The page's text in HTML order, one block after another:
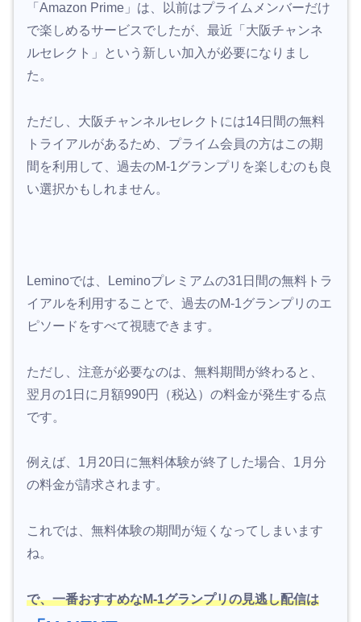
「Amazon Prime」は、以前はプライムメンバーだけ
で楽しめるサービスでしたが、最近「大阪チャンネ
ルセレクト」という新しい加入が必要になりまし
た。
ただし、大阪チャンネルセレクトには14日間の無料
トライアルがあるため、プライム会員の方はこの期
間を利用して、過去のM-1グランプリを楽しむのも良
い選択かもしれません。
Leminoでは、Leminoプレミアムの31日間の無料トラ
イアルを利用することで、過去のM-1グランプリのエ
ピソードをすべて視聴できます。
ただし、注意が必要なのは、無料期間が終わると、
翌月の1日に月額990円（税込）の料金が発生する点
です。
例えば、1月20日に無料体験が終了した場合、1月分
の料金が請求されます。
これでは、無料体験の期間が短くなってしまいます
ね。
で、一番おすすめなM-1グランプリの見逃し配信は